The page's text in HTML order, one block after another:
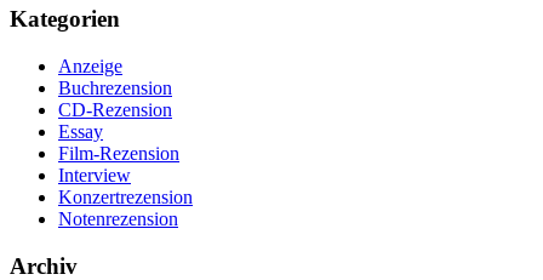
Kategorien
Anzeige
Buchrezension
CD-Rezension
Essay
Film-Rezension
Interview
Konzertrezension
Notenrezension
Archiv